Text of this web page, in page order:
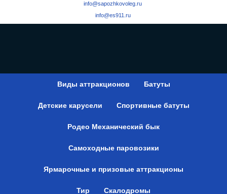
info@sapozhkovoleg.ru
info@es911.ru
Виды аттракционов Батуты
Детские карусели Спортивные батуты
Родео Механический бык
Самоходные паровозики
Ярмарочные и призовые аттракционы
Тир Скалодромы